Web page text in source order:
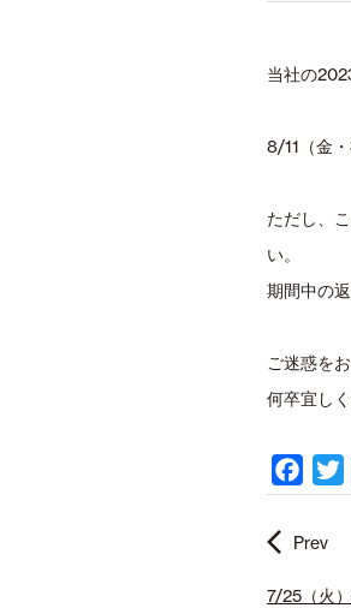
当社の
8/11（金・
ただし、
い。
期間中の
ご迷惑を
何卒宜し
a
c
b
Prev
7/25（火